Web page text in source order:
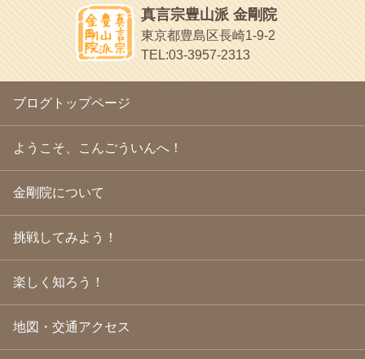
2010年5月(22)
2010年4月(25)
2010年3月
(22)
2010年2月(23)
2010年1月(23)
(18)
2009年11月
(20)
2009年10月(20)
2009年9月 (20)
2009年6月(22)
2009年5月(20)
2009年4月
(24)
2009年3月(21)
2009年2月(19)
2009年1月(25)
2008年10月
(31)
2008年9月(24)
放言じゃなくて和尚さんの名前だよ
面白いサイトみつけたよ。
ヘェ～という感じ
chocolab.Air♪DIALY
ラブラドールのワンちゃんがかわいいよ
真言宗豊山派 金剛院
東京都豊島区長崎1-9-2
TEL:03-3957-2313
ブログトップページ
ようこそ、こんごういんへ！
金剛院について
挑戦してみよう！
楽しく知ろう！
地図・交通アクセス